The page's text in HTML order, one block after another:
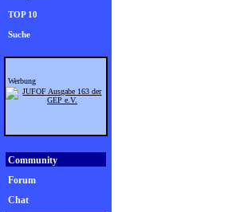
TOP 10
Suche
Werbung
Community
Forum
Chat